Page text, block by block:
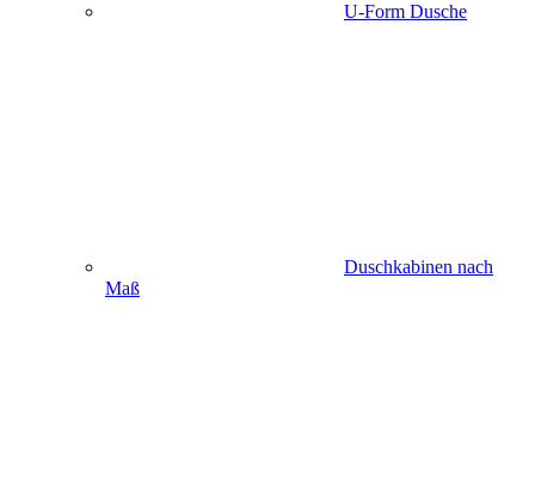
U-Form Dusche
Duschkabinen nach
Maß